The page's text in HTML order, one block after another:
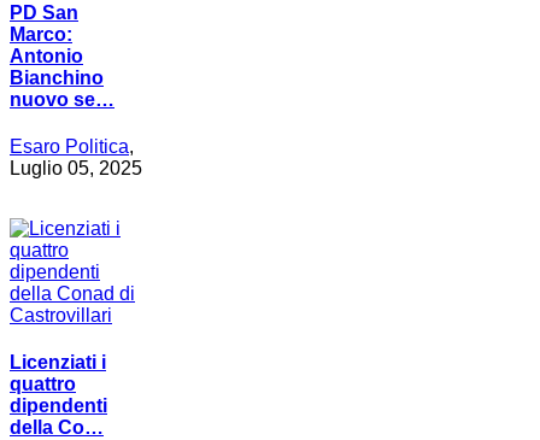
PD San
Marco:
Antonio
Bianchino
nuovo se…
Esaro Politica,
Luglio 05, 2025
Licenziati i
quattro
dipendenti
della Co…